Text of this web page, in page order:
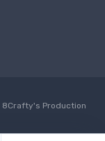
8Crafty's Production